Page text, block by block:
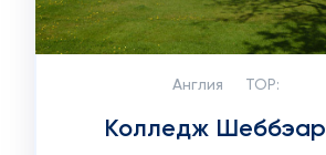
Англия TOP:
Колледж Шеббэар